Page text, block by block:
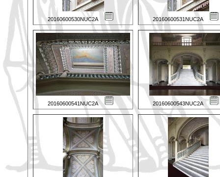
20160600530NUC2A 20160600531NUC2A
20160600541NUC2A 20160600543NUC2A